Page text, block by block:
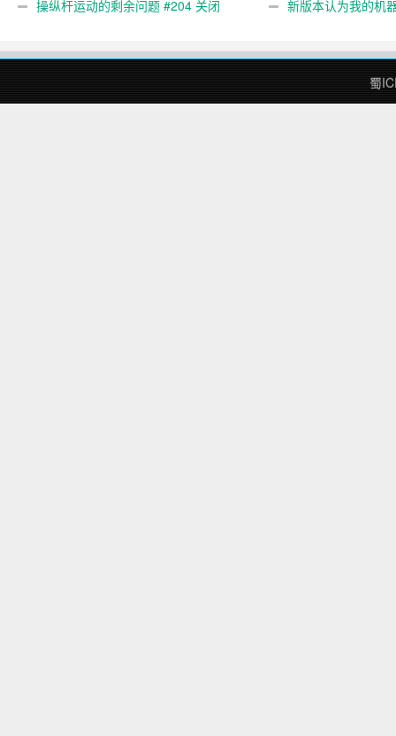
gcode 注释。 #444 关闭
操纵杆运动的剩余问题 #204 关闭
新版本认为我的机
蜀